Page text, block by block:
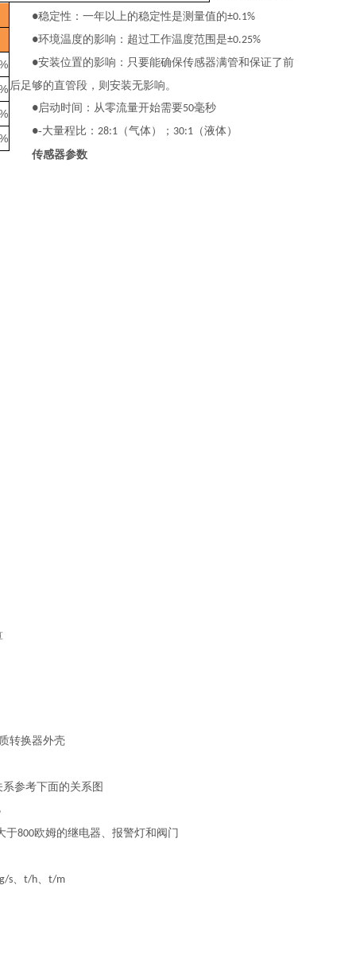
●稳定性：一年以上的稳定性是测量值的±0.1%
●环境温度的影响：超过工作温度范围是±0.25%
●安装位置的影响：只要能确保传感器满管和保证了前
后足够的直管段，则安装无影响。
●启动时间：从零流量开始需要50毫秒
●-大量程比： 28:1 （气体）； 30:1 （液体）
传感器参数
转换器外壳
参考下面的关系图
于800欧姆的继电器、报警灯和阀门
s、 t/h、 t/m